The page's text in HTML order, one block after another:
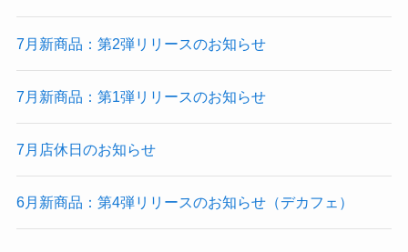
7月新商品：第2弾リリースのお知らせ
7月新商品：第1弾リリースのお知らせ
7月店休日のお知らせ
6月新商品：第4弾リリースのお知らせ（デカフェ）